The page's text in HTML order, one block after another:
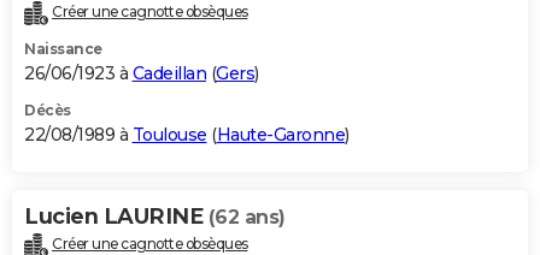
Créer une cagnotte obsèques
Naissance
26/06/1923 à Cadeillan (Gers)
Décès
22/08/1989 à Toulouse (Haute-Garonne)
Lucien LAURINE (62 ans)
Créer une cagnotte obsèques